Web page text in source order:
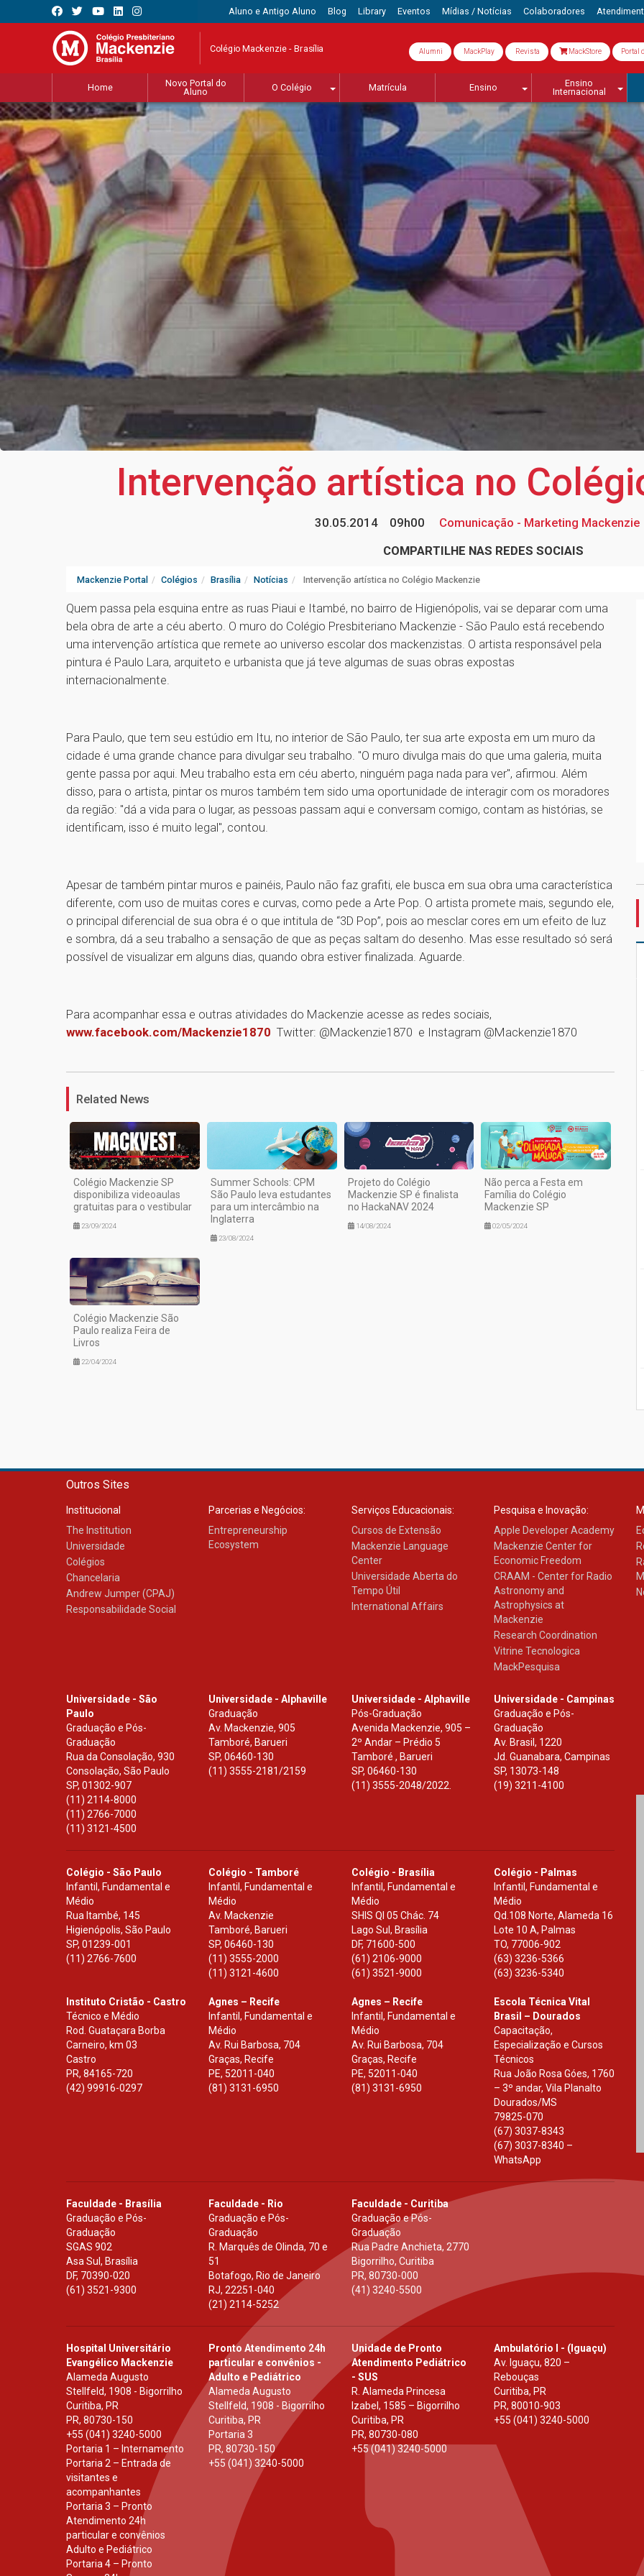
Aluno e Antigo Aluno Blog Library Eventos Mídias / Notícias Colaboradores
Colégio Mackenzie - Brasília Alumni MackPlay Revista MackStore Portal
Home
Novo Portal do
Aluno
O Colégio Matrícula Ensino
Ensino
Internacional
Intervenção artística no
30.05.2014 09h00
Comunicação - Marketing Mackenzie
COMPARTILHE NAS REDES SOCIAIS
Mackenzie Portal Colégios Brasília Notícias Intervenção artística no Colégio Mackenzie
Quem passa pela esquina entre as ruas Piaui e Itambé, no bairro de Higienópolis, vai se deparar com uma
bela obra de arte a céu aberto. O muro do Colégio Presbiteriano Mackenzie - São Paulo está recebendo
uma intervenção artística que remete ao universo escolar dos mackenzistas. O artista responsável pela
pintura é Paulo Lara, arquiteto e urbanista que já teve algumas de suas obras expostas
internacionalmente.
Para Paulo, que tem seu estúdio em Itu, no interior de São Paulo, ter sua arte exposta em um muro da
cidade é uma grande chance para divulgar seu trabalho. "O muro divulga mais do que uma galeria, muita
gente passa por aqui. Meu trabalho esta em céu aberto, ninguém paga nada para ver", afirmou. Além
disso, para o artista, pintar os muros também tem sido uma oportunidade de interagir com os moradores
da região: "dá a vida para o lugar, as pessoas passam aqui e conversam comigo, contam as histórias, se
identificam, isso é muito legal", contou.
Apesar de também pintar muros e painéis, Paulo não faz grafiti, ele busca em sua obra uma característica
diferente, com uso de muitas cores e curvas, como pede a Arte Pop. O artista promete mais, segundo ele,
o principal diferencial de sua obra é o que intitula de “3D Pop”, pois ao mesclar cores em um efeito de luz
e sombra, dá a seu trabalho a sensação de que as peças saltam do desenho. Mas esse resultado só será
possível de visualizar em alguns dias, quando obra estiver finalizada. Aguarde.
Para acompanhar essa e outras atividades do Mackenzie acesse as redes sociais,
www.facebook.com/Mackenzie1870 Twitter: @Mackenzie1870 e Instagram @Mackenzie1870
1
Related News
Colégio Mackenzie SP
disponibiliza videoaulas
gratuitas para o vestibular
23/09/2024
Summer Schools: CPM
São Paulo leva estudantes
para um intercâmbio na
Inglaterra
23/08/2024
Projeto do Colégio
Mackenzie SP é finalista
no HackaNAV 2024
14/08/2024
Não perca a Festa em
Família do Colégio
Mackenzie SP
02/05/2024
Colégio Mackenzie São
Paulo realiza Feira de
Livros
22/04/2024
Outros Sites
Institucional
The Institution
Universidade
Colégios
Chancelaria
Andrew Jumper (CPAJ)
Responsabilidade Social
Parcerias e Negócios:
Entrepreneurship
Ecosystem
Serviços Educacionais:
Cursos de Extensão
Mackenzie Language
Center
Universidade Aberta do
Tempo Útil
International Affairs
Pesquisa e Inovação:
Apple Developer Academy
Mackenzie Center for
Economic Freedom
CRAAM - Center for Radio
Astronomy and
Astrophysics at
Mackenzie
Research Coordination
Vitrine Tecnologica
MackPesquisa
Universidade - São
Paulo
Graduação e Pós-
Graduação
Rua da Consolação, 930
Consolação, São Paulo
SP, 01302-907
(11) 2114-8000
(11) 2766-7000
(11) 3121-4500
Universidade - Alphaville
Graduação
Av. Mackenzie, 905
Tamboré, Barueri
SP,06460-130
(11) 3555-2181/2159
Universidade - Alphaville
Pós-Graduação
Avenida Mackenzie, 905 –
2º Andar – Prédio 5
Tamboré , Barueri
SP, 06460-130
(11) 3555-2048/2022.
Universidade - Campinas
Graduação e Pós-
Graduação
Av. Brasil, 1220
Jd. Guanabara, Campinas
SP, 13073-148
(19) 3211-4100
Colégio - São Paulo
Infantil, Fundamental e
Médio
Rua Itambé, 145
Higienópolis, São Paulo
SP, 01239-001
(11) 2766-7600
Colégio - Tamboré
Infantil, Fundamental e
Médio
Av. Mackenzie
Tamboré, Barueri
SP,06460-130
(11) 3555-2000
(11) 3121-4600
Colégio - Brasília
Infantil, Fundamental e
Médio
SHIS Ql 05 Chác. 74
Lago Sul, Brasília
DF, 71600-500
(61) 2106-9000
(61) 3521-9000
Colégio - Palmas
Infantil, Fundamental e
Médio
Qd.108 Norte, Alameda 16
Lote 10 A, Palmas
TO, 77006-902
(63) 3236-5366
(63) 3236-5340
Instituto Cristão - Castro
Técnico e Médio
Rod. Guataçara Borba
Carneiro, km 03
Castro
PR, 84165-720
(42) 99916-0297
Agnes – Recife
Infantil, Fundamental e
Médio
Av. Rui Barbosa, 704
Graças, Recife
PE, 52011-040
(81) 3131-6950
Agnes – Recife
Infantil, Fundamental e
Médio
Av. Rui Barbosa, 704
Graças, Recife
PE, 52011-040
(81) 3131-6950
Escola Técnica Vital
Brasil – Dourados
Capacitação,
Especialização e Cursos
Técnicos
Rua João Rosa Góes, 1760
– 3º andar, Vila Planalto
Dourados/MS
79825-070
(67) 3037-8343
(67) 3037-8340 –
WhatsApp
Faculdade - Brasília
Graduação e Pós-
Graduação
SGAS 902
Asa Sul, Brasília
DF, 70390-020
(61) 3521-9300
Faculdade - Rio
Graduação e Pós-
Graduação
R. Marquês de Olinda, 70 e
51
Botafogo, Rio de Janeiro
RJ,22251-040
(21) 2114-5252
Faculdade - Curitiba
Graduação e Pós-
Graduação
Rua Padre Anchieta, 2770
Bigorrilho, Curitiba
PR, 80730-000
(41) 3240-5500
Hospital Universitário
Evangélico Mackenzie
Alameda Augusto
Stellfeld, 1908 - Bigorrilho
Curitiba, PR
PR, 80730-150
+55 (041) 3240-5000
Portaria 1 – Internamento
Portaria 2 – Entrada de
visitantes e
acompanhantes
Portaria 3 – Pronto
Atendimento 24h
particular e convênios
Adulto e Pediátrico
Portaria 4 – Pronto
Pronto Atendimento 24h
particular e convênios -
Adulto e Pediátrico
Alameda Augusto
Stellfeld, 1908 - Bigorrilho
Curitiba, PR
Portaria 3
PR,80730-150
+55 (041) 3240-5000
Unidade de Pronto
Atendimento Pediátrico
- SUS
R. Alameda Princesa
Izabel, 1585 – Bigorrilho
Curitiba, PR
PR, 80730-080
+55 (041) 3240-5000
Ambulatório I - (Iguaçu)
Av. Iguaçu, 820 –
Rebouças
Curitiba, PR
PR, 80010-903
+55 (041) 3240-5000